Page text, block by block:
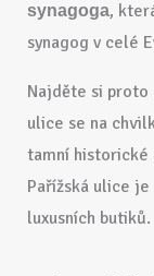
synagoga,
synagog v celé
Najděte si proto
ulice se na
tamní historické
Pařížská ulice
luxusních butiků.